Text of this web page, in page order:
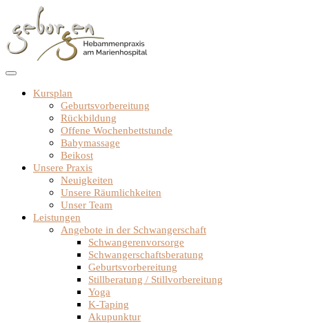
Inhalt
springen
Kursplan
Geburtsvorbereitung
Rückbildung
Offene Wochenbettstunde
Babymassage
Beikost
Unsere Praxis
Neuigkeiten
Unsere Räumlichkeiten
Unser Team
Leistungen
Angebote in der Schwangerschaft
Schwangerenvorsorge
Schwangerschaftsberatung
Geburtsvorbereitung
Stillberatung / Stillvorbereitung
Yoga
K-Taping
Akupunktur